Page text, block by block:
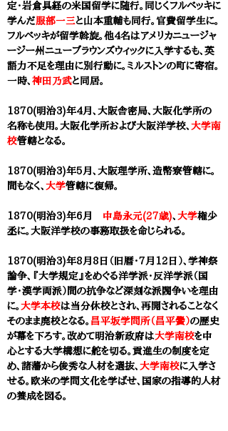
定・岩倉具経の米国留学に随行。同じくフルベッキに
学んだ服部一三と山本重輔も同行。官費留学生に。
フルベッキが留学斡旋。他4名はアメリカニュージャ
ージー州ニューブラウンズウィックに入学するも、英
語力不足を理由に別行動に。ミルストンの町に寄宿。
一時、 神田乃武と同居。
1870(明治3)年4月、大阪舎密局、大阪化学所の
名称も使用。大阪化学所および大阪洋学校、 大学南
校管轄となる。
1870(明治3)年5月、 大阪理学所、造幣寮管轄に。
間もなく、 大学管轄に復帰。
1870(明治3)年6月 中島永元(27歳)、 大学権少
丞に。 大阪洋学校の事務取扱を命じられる。
1870(明治3)年8月8日（旧暦・7月12日）、学神祭
論争、『大学規定』をめぐる洋学派・反洋学派（国
学・漢学両派）間の抗争など深刻な派閥争いを理由
に。 大学本校は当分休校とされ、再開されることなく
そのまま廃校となる。 昌平坂学問所（昌平黌）の歴史
が幕を下ろす。改めて明治新政府は大学南校を中
心とする大学構想に舵を切る。貢進生の制度を定
め、諸藩から俊秀な人材を選抜、 大学南校に入学さ
せる。欧米の学問文化を学ばせ、国家の指導的人材
の養成を図る。